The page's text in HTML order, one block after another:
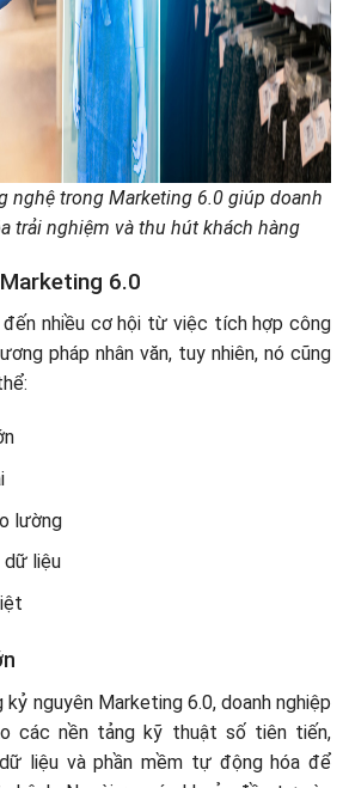
nghệ trong Marketing 6.0 giúp doanh
trải nghiệm và thu hút khách hàng
6.0
đến nhiều cơ hội từ việc tích hợp công
pháp nhân văn, tuy nhiên, nó cũng
lường
dữ liệu
nguyên Marketing 6.0, doanh nghiệp
các nền tảng kỹ thuật số tiên tiến,
liệu và phần mềm tự động hóa để